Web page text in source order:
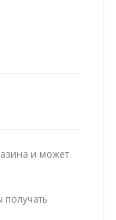
и может
получать